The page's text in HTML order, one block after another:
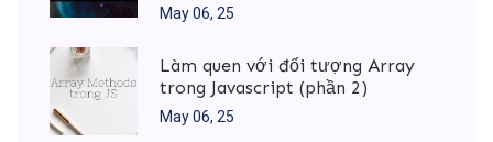
May 06, 25
Làm quen với đối tượng Array
trong Javascript (phần 2)
May 06, 25